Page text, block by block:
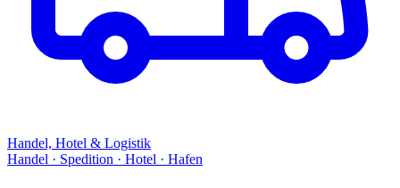
Handel, Hotel & Logistik
Handel · Spedition · Hotel · Hafen